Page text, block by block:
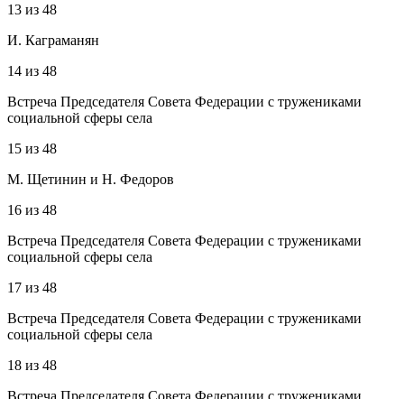
13 из 48
И. Каграманян
14 из 48
Встреча Председателя Совета Федерации с тружениками
социальной сферы села
15 из 48
М. Щетинин и Н. Федоров
16 из 48
Встреча Председателя Совета Федерации с тружениками
социальной сферы села
17 из 48
Встреча Председателя Совета Федерации с тружениками
социальной сферы села
18 из 48
Встреча Председателя Совета Федерации с тружениками